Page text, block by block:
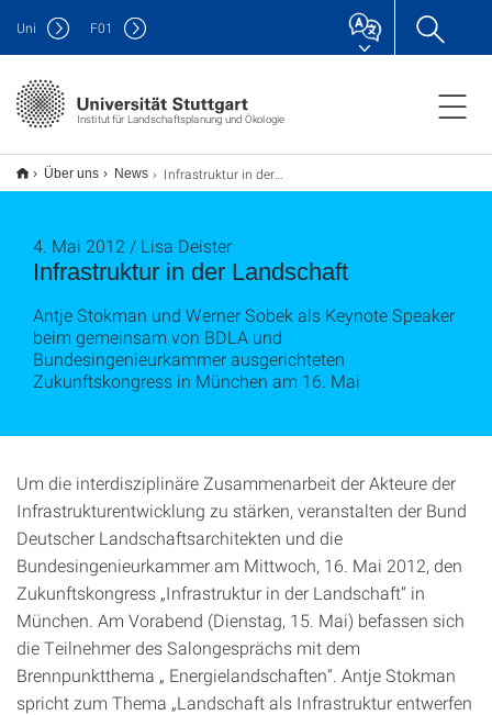
Institut für Landschaftsplanung und Ökologie
Uni F01
Über uns News Infrastruktur in der Landschaft
Infrastruktur in der Landschaft
4. Mai 2012 / Lisa Deister
Antje Stokman und Werner Sobek als Keynote Speaker
beim gemeinsam von BDLA und
Bundesingenieurkammer ausgerichteten
Zukunftskongress in München am 16. Mai
Um die interdisziplinäre Zusammenarbeit der Akteure der
Infrastrukturentwicklung zu stärken, veranstalten der Bund
Deutscher Landschaftsarchitekten und die
Bundesingenieurkammer am Mittwoch, 16. Mai 2012, den
Zukunftskongress „Infrastruktur in der Landschaft“ in
München. Am Vorabend (Dienstag, 15. Mai) befassen sich
die Teilnehmer des Salongesprächs mit dem
Brennpunktthema „ Energielandschaften“. Antje Stokman
spricht zum Thema „Landschaft als Infrastruktur entwerfen